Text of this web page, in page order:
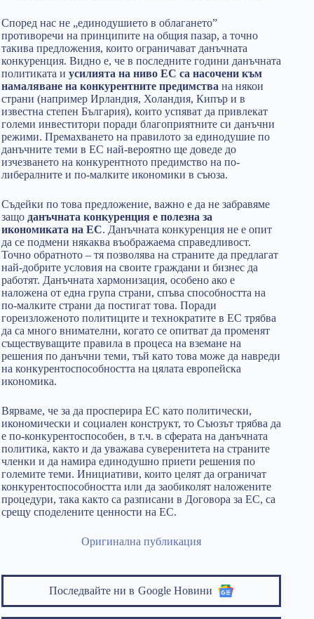
Според нас не „единодушието в облагането”
противоречи на принципите на общия пазар, а точно
такива предложения, които ограничават данъчната
конкуренция. Видно е, че в последните години данъчната
политиката и усилията на ниво ЕС са насочени към
намаляване на конкурентните предимства на някои
страни (например Ирландия, Холандия, Кипър и в
известна степен България), които успяват да привлекат
големи инвеститори поради благоприятните си данъчни
режими. Премахването на правилото за единодушие по
данъчните теми в ЕС най-вероятно ще доведе до
изчезването на конкурентното предимство на по-
либералните и по-малките икономики в съюза.
Съдейки по това предложение, важно е да не забравяме
защо данъчната конкуренция е полезна за
икономиката на ЕС. Данъчната конкуренция не е опит
да се подмени някаква въображаема справедливост.
Точно обратното – тя позволява на страните да предлагат
най-добрите условия на своите граждани и бизнес да
работят. Данъчната хармонизация, особено ако е
наложена от една група страни, спъва способността на
по-малките страни да постигат това. Поради
гореизложеното политиците и технократите в ЕС трябва
да са много внимателни, когато се опитват да променят
съществуващите правила в процеса на вземане на
решения по данъчни теми, тъй като това може да навреди
на конкурентоспособността на цялата европейска
икономика.
Вярваме, че за да просперира ЕС като политически,
икономически и социален конструкт, то Съюзът трябва да
е по-конкурентоспособен, в т.ч. в сферата на данъчната
политика, както и да уважава суверенитета на страните
членки и да намира единодушно приети решения по
големите теми. Инициативи, които целят да ограничат
конкурентоспособността или да заобиколят наложените
процедури, така както са разписани в Договора за ЕС, са
срещу споделените ценности на ЕС.
Оригинална публикация
Последвайте ни в Google Новини